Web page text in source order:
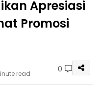
Apresiasi
Promosi
read 0